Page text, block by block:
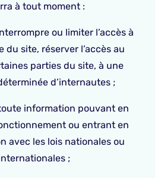
à tout moment :
ou limiter l’accès à
du site, réserver l’accès au
parties du site, à une
d’internautes ;
information pouvant en
ou entrant en
avec les lois nationales ou
;